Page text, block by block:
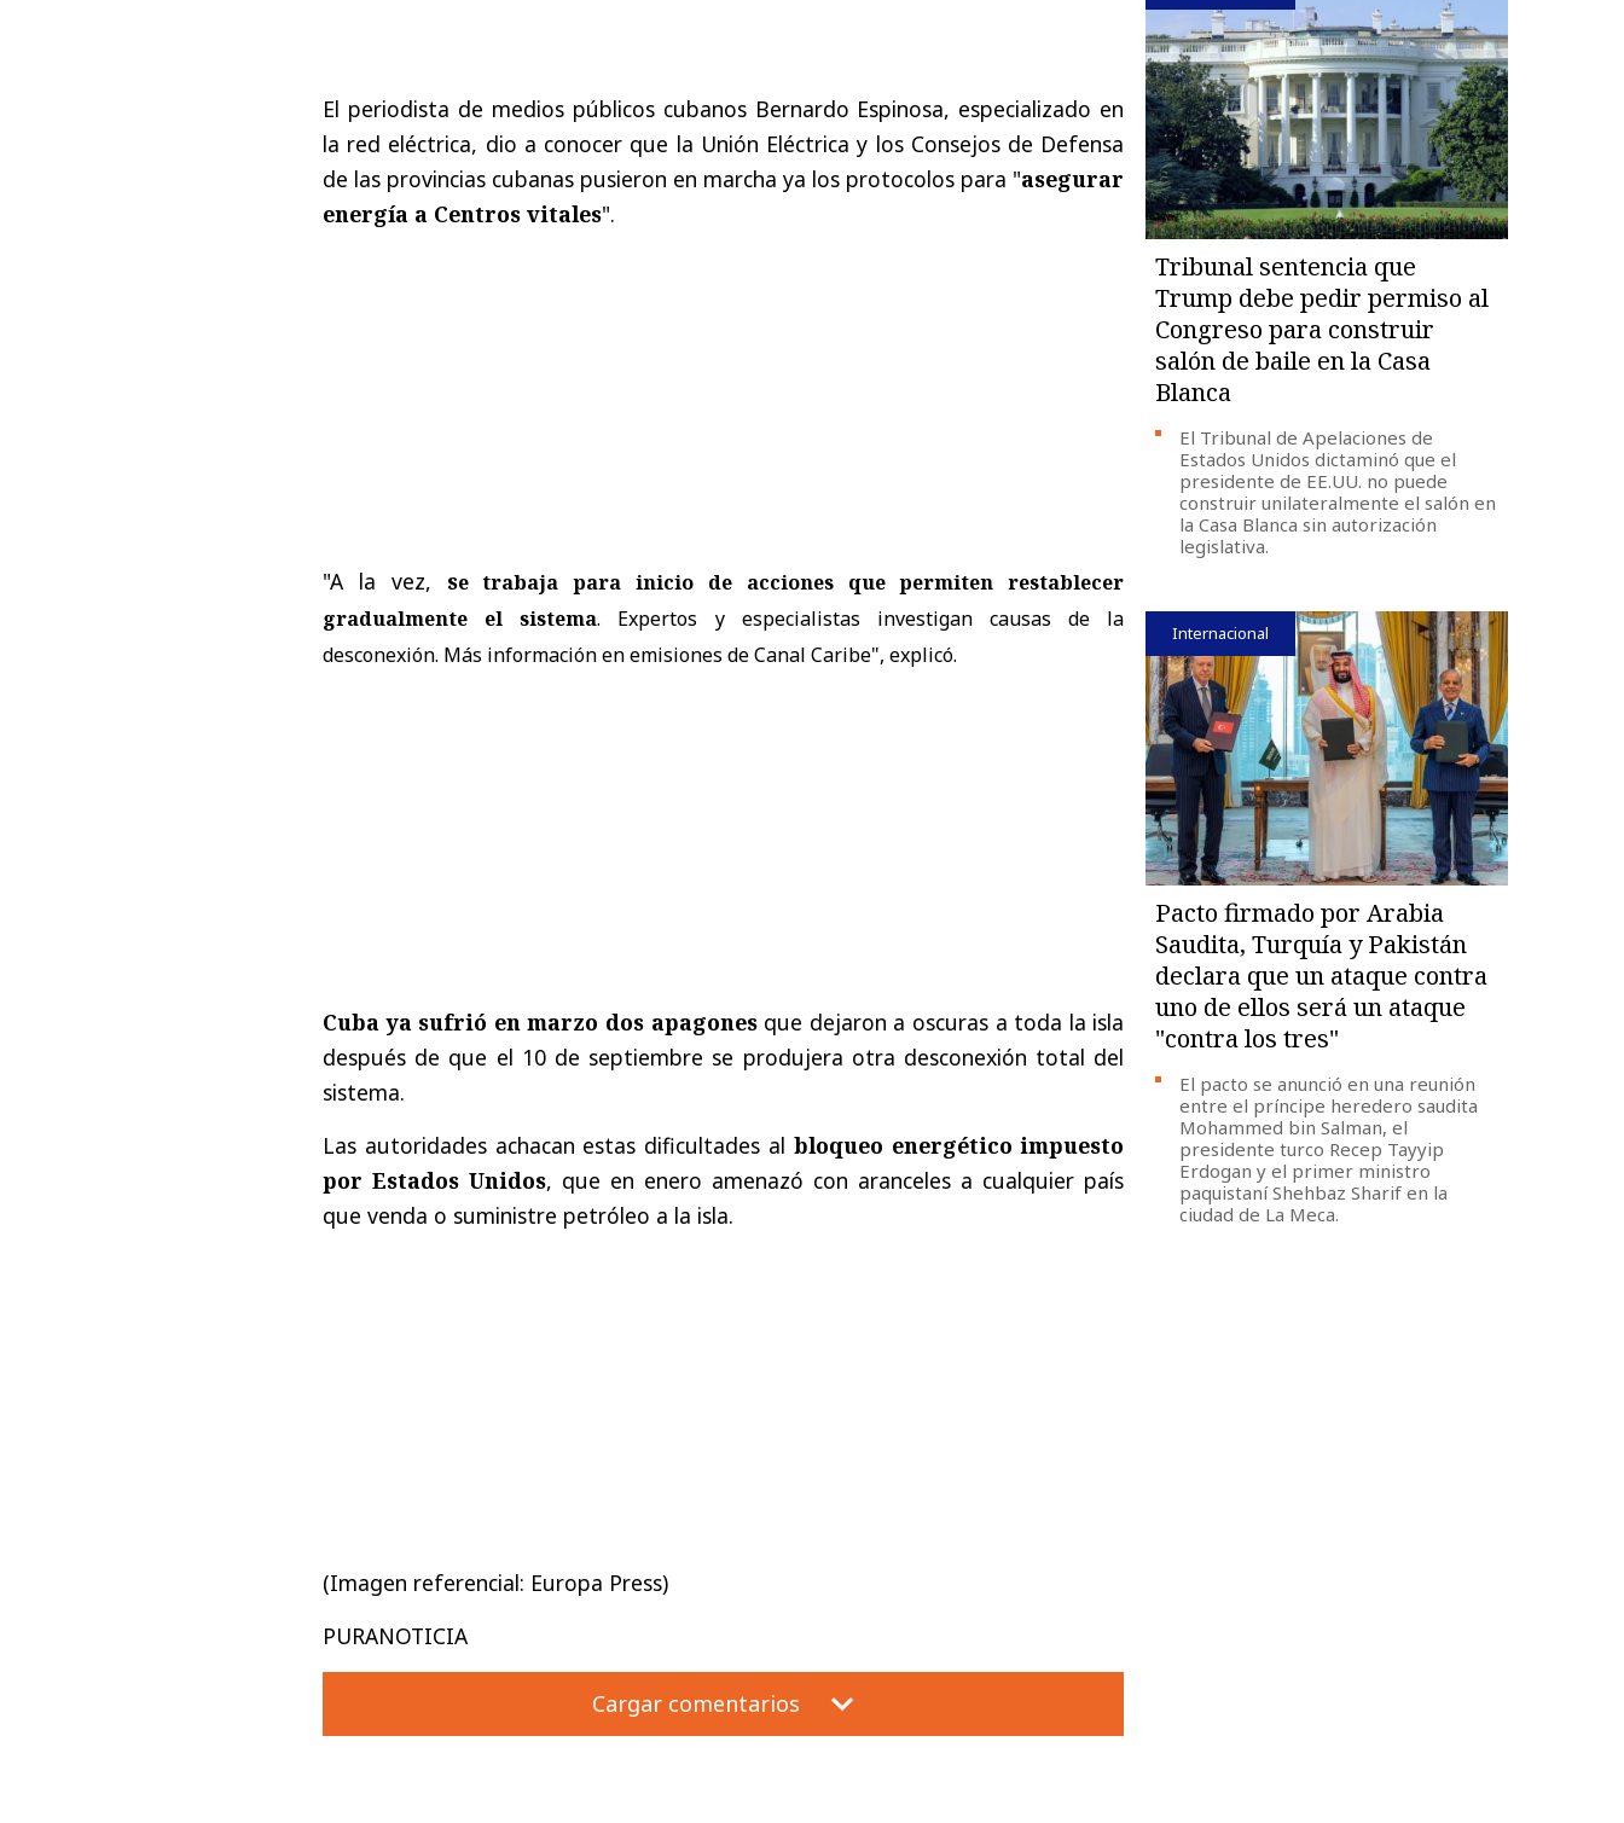
El periodista de medios públicos cubanos Bernardo Espinosa, especializado en
la red eléctrica, dio a conocer que la Unión Eléctricay los Consejos de Defensa
de las provincias cubanas pusieron en marcha ya los protocolos para "asegurar
energía a Centros vitales".
"A la vez, se trabaja para inicio de acciones que permiten restablecer
gradualmente el sistema. Expertos y especialistas investigan causas de la
desconexión. Más información en emisiones de Canal Caribe", explicó.
Cuba ya sufrió en marzo dos apagonesque dejaron a oscuras a toda la isla
después de que el 10 de septiembre se produjera otra desconexión total del
sistema.
Las autoridades achacan estas dificultades al bloqueo energético impuesto
por Estados Unidos, que en enero amenazó con aranceles a cualquier país
que venda o suministre petróleo a la isla.
(Imagen referencial: Europa Press)
PURANOTICIA
Cargar comentarios
Tribunal sentencia que
Trump debe pedir permiso al
Congreso para construir
salón de baile en la Casa
Blanca
El Tribunal de Apelaciones de
Estados Unidos dictaminó que el
presidente de EE.UU. no puede
construir unilateralmente el salón en
la Casa Blanca sin autorización
legislativa.
Internacional
Pacto firmado por Arabia
Saudita, Turquía y Pakistán
declara que un ataque contra
uno de ellos será un ataque
"contra los tres"
El pacto se anunció en una reunión
entre el príncipe heredero saudita
Mohammed bin Salman, el
presidente turco Recep Tayyip
Erdogan y el primer ministro
paquistaní Shehbaz Sharif en la
ciudad de La Meca.